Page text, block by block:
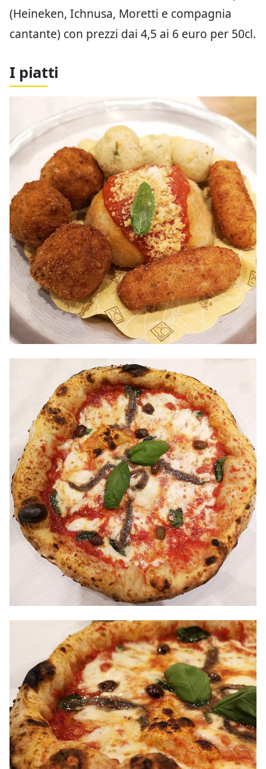
(Heineken, Ichnusa, Moretti e compagnia
cantante) con prezzi dai 4,5 ai 6 euro per 50cl.
I piatti